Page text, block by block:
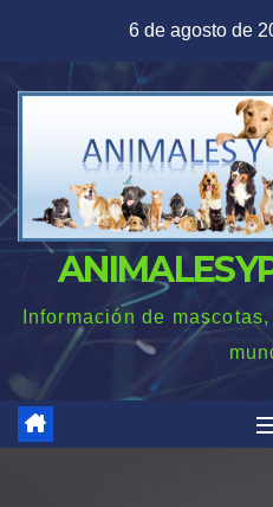
contenido
6 de agosto de
Información de